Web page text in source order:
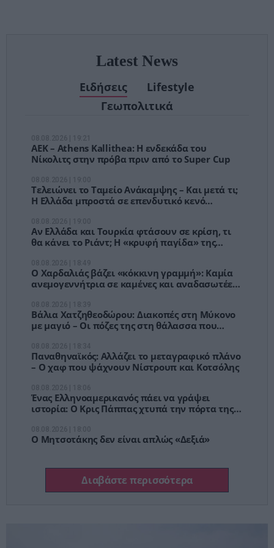
Latest News
Ειδήσεις
Lifestyle
Γεωπολιτικά
ΑΕΚ – Athens Kallithea: Η ενδεκάδα του
Νίκολιτς στην πρόβα πριν από το Super Cup
Τελειώνει το Ταμείο Ανάκαμψης – Και μετά τι;
Η Ελλάδα μπροστά σε επενδυτικό κενό
Αν Ελλάδα και Τουρκία φτάσουν σε κρίση, τι
θα κάνει το Ριάντ; Η «κρυφή παγίδα» της
Ο Χαρδαλιάς βάζει «κόκκινη γραμμή»: Καμία
ανεμογεννήτρια σε καμένες και αναδασωτέες
Βάλια Χατζηθεοδώρου: Διακοπές στη Μύκονο
με μαγιό – Οι πόζες της στη θάλασσα που
Παναθηναϊκός: Αλλάζει το μεταγραφικό πλάνο
– Ο χαφ που ψάχνουν Νίστρουπ και Κοτσόλης
Ένας Ελληνοαμερικανός πάει να γράψει
ιστορία: Ο Κρις Πάππας χτυπά την πόρτα της
Ο Μητσοτάκης δεν είναι απλώς «Δεξιά»
Διαβάστε περισσότερα